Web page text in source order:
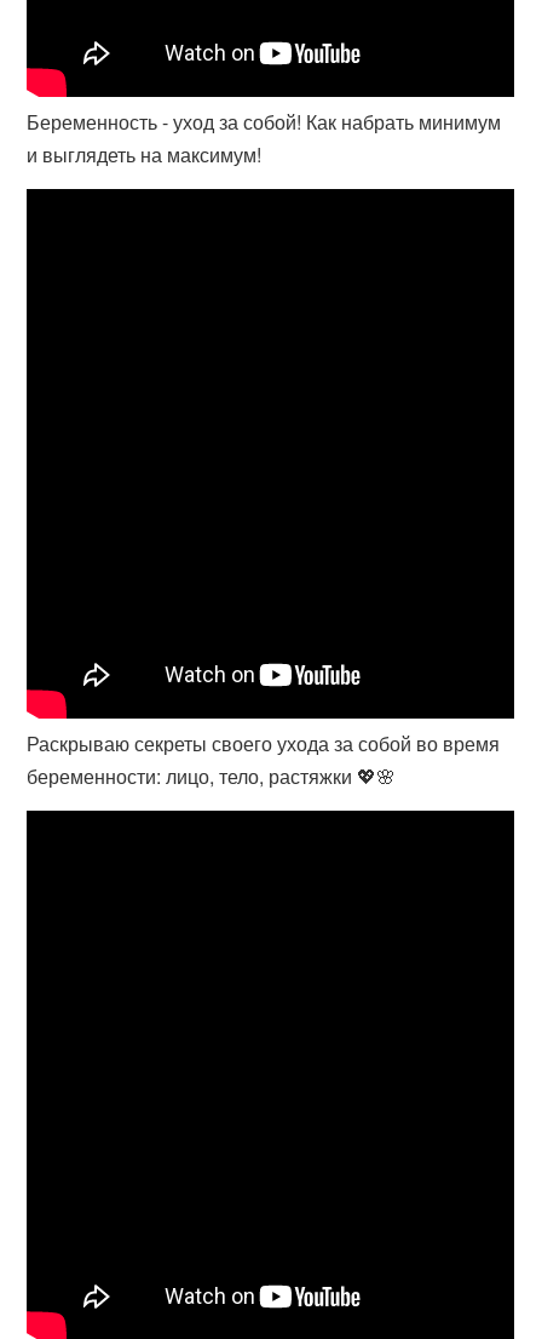
Беременность - уход за собой! Как набрать минимум
и выглядеть на максимум!
Раскрываю секреты своего ухода за собой во время
беременности: лицо, тело, растяжки 💖🌸